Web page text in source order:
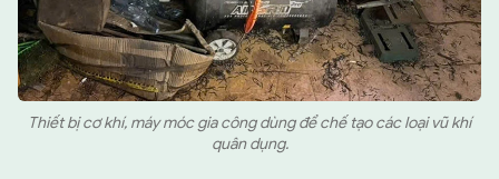
Thiết bị cơ khí, máy móc gia công dùng để chế tạo các loại vũ khí
quân dụng.